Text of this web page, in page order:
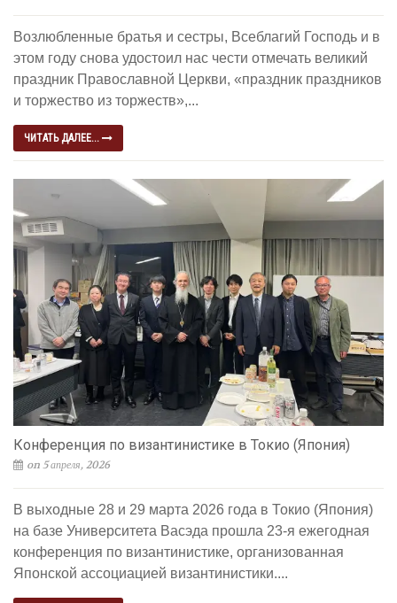
Возлюбленные братья и сестры, Всеблагий Господь и в
этом году снова удостоил нас чести отмечать великий
праздник Православной Церкви, «праздник праздников
и торжество из торжеств»,...
ЧИТАТЬ ДАЛЕЕ...
Конференция по византинистике в Токио (Япония)
on 5 апреля, 2026
В выходные 28 и 29 марта 2026 года в Токио (Япония)
на базе Университета Васэда прошла 23-я ежегодная
конференция по византинистике, организованная
Японской ассоциацией византинистики....